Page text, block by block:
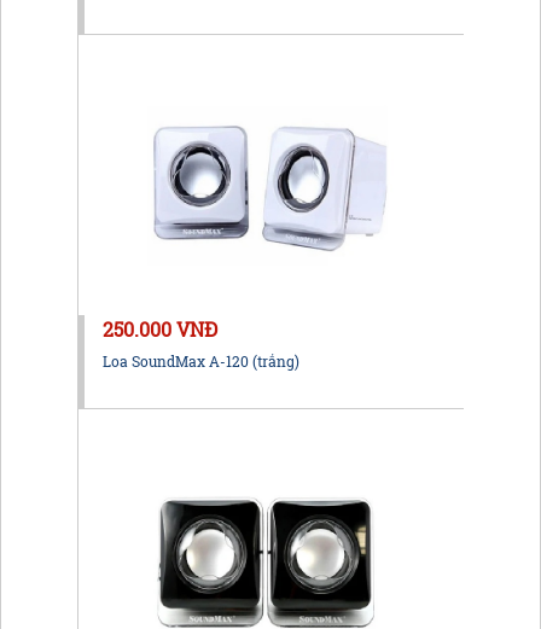
250.000 VNĐ
Loa SoundMax A-120 (trắng)